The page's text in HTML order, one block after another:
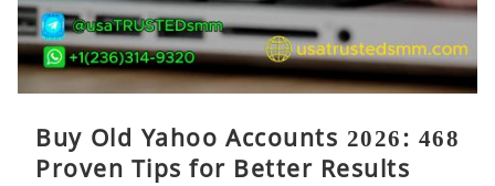
Buy Old Yahoo Accounts 2026: 468
Proven Tips for Better Results